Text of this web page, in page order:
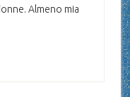
Almeno mia